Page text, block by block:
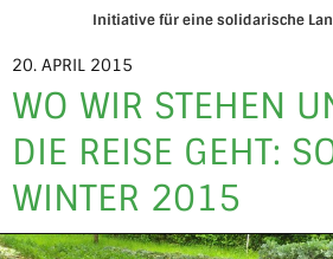
Initiative für eine solidarische
20. APRIL 2015
WO WIR STEHEN
DIE REISE GEHT:
WINTER 2015